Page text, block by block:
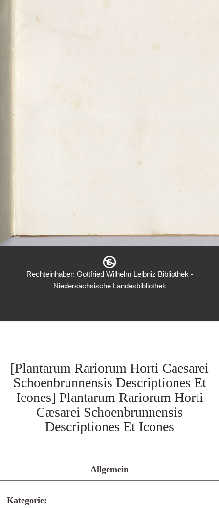
Rechteinhaber: Gottfried Wilhelm Leibniz Bibliothek -
Niedersächsische Landesbibliothek
[Plantarum Rariorum Horti Caesarei
Schoenbrunnensis Descriptiones Et
Icones] Plantarum Rariorum Horti
Cæsarei Schoenbrunnensis
Descriptiones Et Icones
Allgemein
Kategorie: